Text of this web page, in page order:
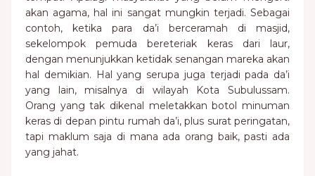
akan agama, hal ini sangat mungkin terjadi. Sebagai
contoh, ketika para da’i berceramah di masjid,
sekelompok pemuda bereteriak keras dari laur,
dengan menunjukkan ketidak senangan mareka akan
hal demikian. Hal yang serupa juga terjadi pada da’i
yang lain, misalnya di wilayah Kota Subulussam.
Orang yang tak dikenal meletakkan botol minuman
keras di depan pintu rumah da’i, plus surat peringatan,
tapi maklum saja di mana ada orang baik, pasti ada
yang jahat.